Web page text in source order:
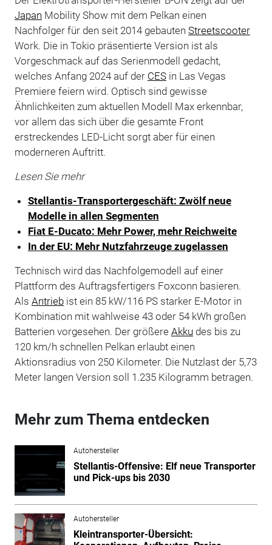
Japan Mobility Show mit dem Pelkan einen
Nachfolger für den seit 2014 gebauten Streetscooter
Work. Die in Tokio präsentierte Version ist als
Vorgeschmack auf das Serienmodell gedacht,
welches Anfang 2024 auf der CESin Las Vegas
Premiere feiern wird. Optisch sind gewisse
Ähnlichkeiten zum aktuellen Modell Max erkennbar,
vor allem das sich über die gesamte Front
erstreckendes LED-Licht sorgt aber für einen
moderneren Auftritt.
Lesen Sie mehr
Stellantis-Transportergeschäft: Zwölf neue
Modelle in allen Segmenten
Fiat E-Ducato: Mehr Power, mehr Reichweite
In der EU: Mehr Nutzfahrzeuge zugelassen
Technisch wird das Nachfolgemodell auf einer
Plattform des Auftragsfertigers Foxconn basieren.
Als Antriebist ein 85 kW/116 PS starker E-Motor in
Kombination mit wahlweise 43 oder 54 kWh großen
Batterien vorgesehen. Der größere Akku des bis zu
120 km/h schnellen Pelkan erlaubt einen
Aktionsradius von 250 Kilometer. Die Nutzlast der 5,73
Meter langen Version soll 1.235 Kilogramm betragen.
Mehr zum Thema entdecken
Autohersteller
Stellantis-Offensive: Elf neue Transporter
und Pick-ups bis 2030
Autohersteller
Kleintransporter-Übersicht: